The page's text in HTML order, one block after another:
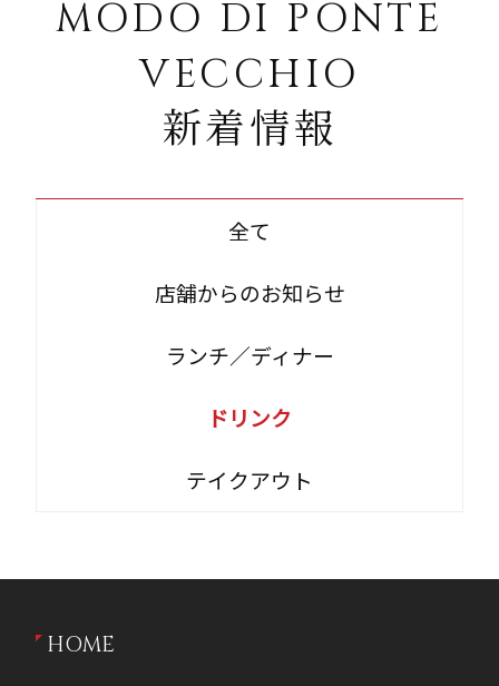
MODO DI PONTE
VECCHIO
新着情報
全て
店舗からのお知らせ
ランチ／ディナー
ドリンク
テイクアウト
HOME